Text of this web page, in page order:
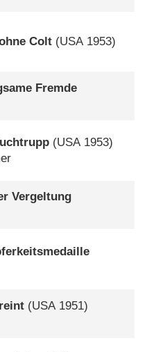
Colt (USA1953)
Fremde
(USA1953)
Vergeltung
(USA 1951)